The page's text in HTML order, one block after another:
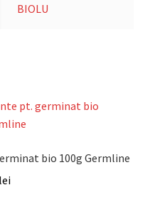
BIOLU
bio 100g Germline
lei